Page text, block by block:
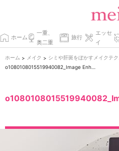
ホーム
一重、
奥二重
旅行
エッセ
イ
ホーム > メイク > シミや肝斑をぼかすメイクテク
o1080108015519940082_Image Enhancer